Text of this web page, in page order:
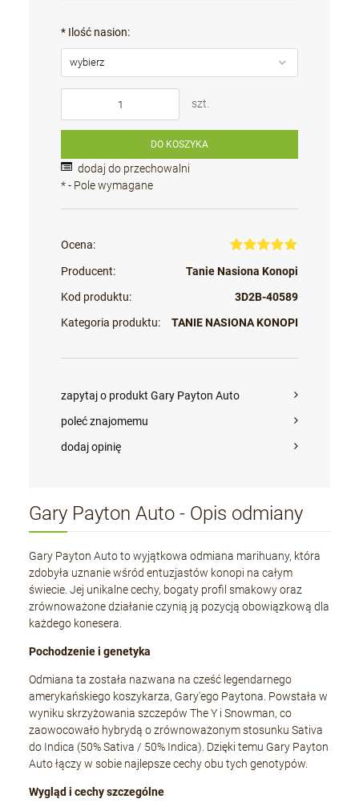
* Ilość nasion:
szt.
DO KOSZYKA
dodaj do przechowalni
*- Pole wymagane
Ocena:
Producent:
Tanie Nasiona Konopi
Kod produktu:
3D2B-40589
Kategoria produktu:
TANIE NASIONA KONOPI
zapytaj o produkt Gary Payton Auto
poleć znajomemu
dodaj opinię
Gary Payton Auto - Opis odmiany
Gary Payton Auto to wyjątkowa odmiana marihuany, która
zdobyła uznanie wśród entuzjastów konopi na całym
świecie. Jej unikalne cechy, bogaty profil smakowy oraz
zrównoważone działanie czynią ją pozycją obowiązkową dla
każdego konesera.
Pochodzenie i genetyka
Odmiana ta została nazwana na cześć legendarnego
amerykańskiego koszykarza, Gary'ego Paytona. Powstała w
wyniku skrzyżowania szczepów The Y i Snowman, co
zaowocowało hybrydą o zrównoważonym stosunku Sativa
do Indica (50% Sativa / 50% Indica). Dzięki temu Gary Payton
Auto łączy w sobie najlepsze cechy obu tych genotypów.
Wygląd i cechy szczególne